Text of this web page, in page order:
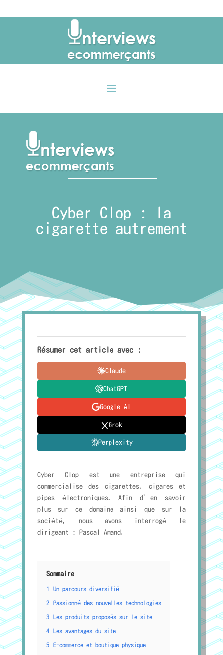
Cyber Clop : la
cigarette autrement
Résumer cet article avec :
Claude
ChatGPT
Google AI
Grok
Perplexity
Cyber Clop est une entreprise qui
commercialise des cigarettes, cigares et
pipes électroniques. Afin d’en savoir
plus sur ce domaine ainsi que sur la
société, nous avons interrogé le
dirigeant : Pascal Amand.
Sommaire
1 Un parcours diversifié
2 Passionné des nouvelles technologies
3 Les produits proposés sur le site
4 Les avantages du site
5 E-commerce et boutique physique